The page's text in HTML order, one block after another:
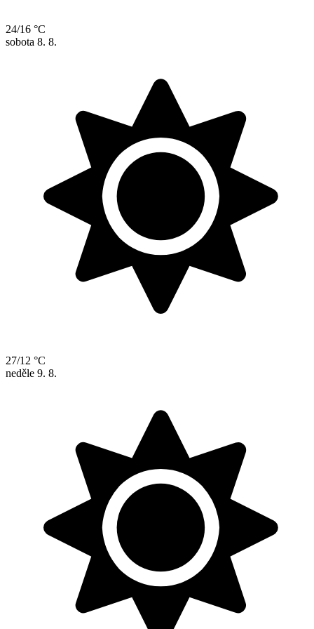
24/16 °C
sobota 8. 8.
27/12 °C
neděle 9. 8.